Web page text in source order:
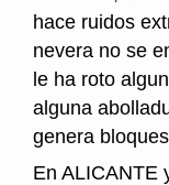
hace ruidos
nevera no se
le ha roto
alguna
genera
En ALICANTE